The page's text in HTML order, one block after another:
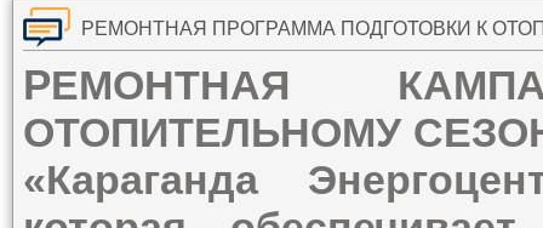
РЕМОНТНАЯ
ОТОПИТЕЛЬНОМУ
«Караганда